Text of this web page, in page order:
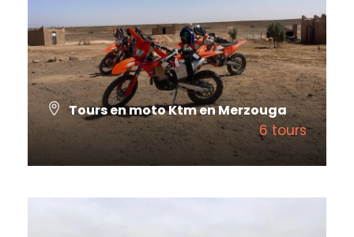
Tours en moto Ktm en Merzouga
6 tours